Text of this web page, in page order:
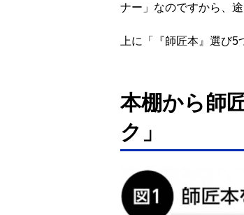
ナー」なのですから、
上に「『師匠本』選び
本棚から師
ク」